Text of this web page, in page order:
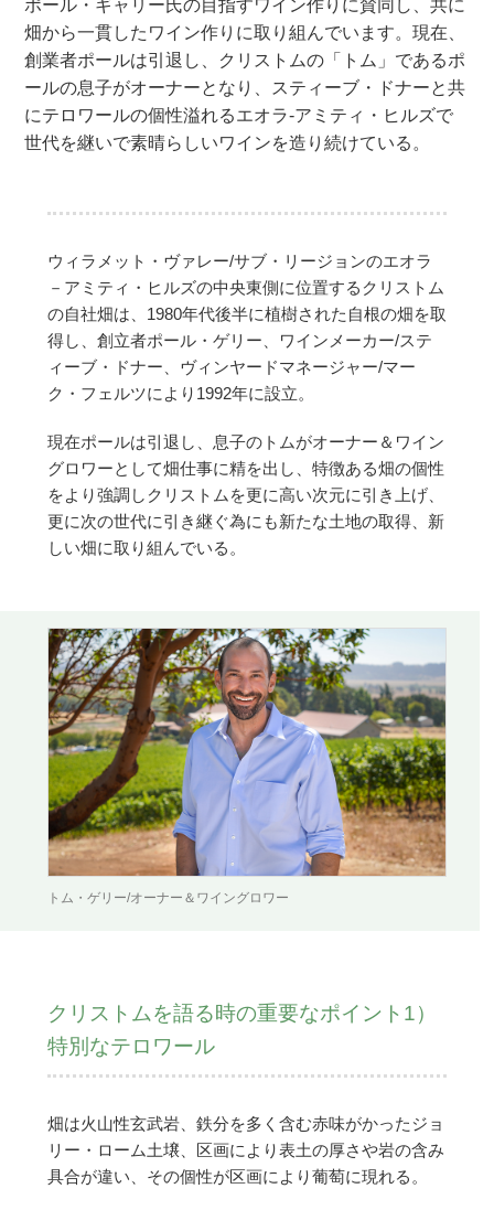
ポール・ギャリー氏の目指すワイン作りに賛同し、共に
畑から一貫したワイン作りに取り組んでいます。現在、
創業者ポールは引退し、クリストムの「トム」であるポ
ールの息子がオーナーとなり、スティーブ・ドナーと共
にテロワールの個性溢れるエオラ-アミティ・ヒルズで
世代を継いで素晴らしいワインを造り続けている。
ウィラメット・ヴァレー/サブ・リージョンのエオラ
－アミティ・ヒルズの中央東側に位置するクリストム
の自社畑は、1980年代後半に植樹された自根の畑を取
得し、創立者ポール・ゲリー、ワインメーカー/ステ
ィーブ・ドナー、ヴィンヤードマネージャー/マー
ク・フェルツにより1992年に設立。
現在ポールは引退し、息子のトムがオーナー＆ワイン
グロワーとして畑仕事に精を出し、特徴ある畑の個性
をより強調しクリストムを更に高い次元に引き上げ、
更に次の世代に引き継ぐ為にも新たな土地の取得、新
しい畑に取り組んでいる。
トム・ゲリー/オーナー＆ワイングロワー
クリストムを語る時の重要なポイント1）
特別なテロワール
畑は火山性玄武岩、鉄分を多く含む赤味がかったジョ
リー・ローム土壌、区画により表土の厚さや岩の含み
具合が違い、その個性が区画により葡萄に現れる。